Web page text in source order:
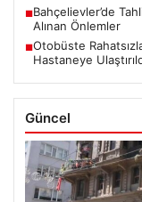
■Bahçelievler’de
Alınan Önlemler
■Otobüste
Hastaneye
Güncel